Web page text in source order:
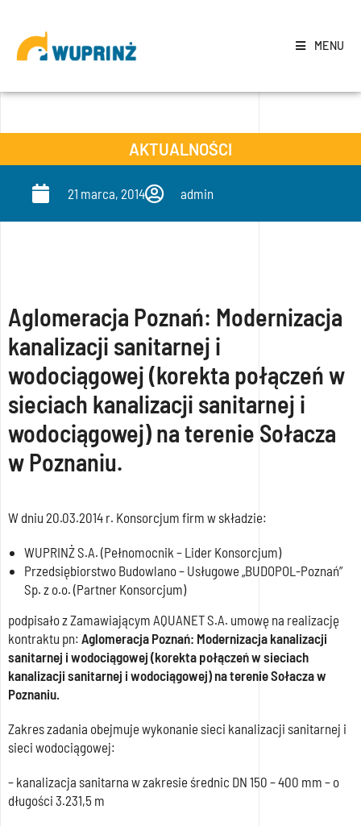
MENU
AKTUALNOŚCI
21 marca, 2014 admin
Aglomeracja Poznań: Modernizacja
kanalizacji sanitarnej i
wodociągowej (korekta połączeń w
sieciach kanalizacji sanitarnej i
wodociągowej) na terenie Sołacza
w Poznaniu.
W dniu 20.03.2014 r. Konsorcjum firm w składzie:
WUPRINŻ S.A. (Pełnomocnik – Lider Konsorcjum)
Przedsiębiorstwo Budowlano – Usługowe „BUDOPOL-Poznań”
Sp. z o.o. (Partner Konsorcjum)
podpisało z Zamawiającym AQUANET S.A. umowę na realizację
kontraktu pn: Aglomeracja Poznań: Modernizacja kanalizacji
sanitarnej i wodociągowej (korekta połączeń w sieciach
kanalizacji sanitarnej i wodociągowej) na terenie Sołacza w
Poznaniu.
Zakres zadania obejmuje wykonanie sieci kanalizacji sanitarnej i
sieci wodociągowej:
– kanalizacja sanitarna w zakresie średnic DN 150 – 400 mm – o
długości 3.231,5 m